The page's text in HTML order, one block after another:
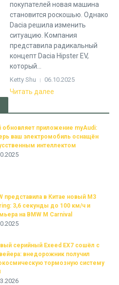
покупателей новая машина
становится роскошью. Однако
Dacia решила изменить
ситуацию. Компания
представила радикальный
концепт Dacia Hipster EV,
который...
Ketty Shu 06.10.2025
Читать далее
обновляет приложение myAudi:
ваш электромобиль оснащён
интеллектом
представила в Китае новый M3
3,6 секунды до 100 км/ч и
на BMW M Carnival
серийный Exeed EX7 сошёл с
внедорожник получил
тормозную систему